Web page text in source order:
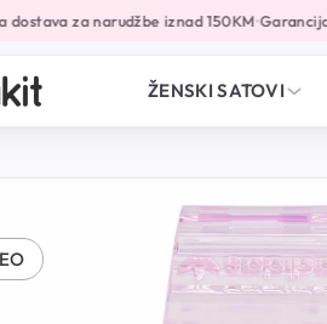
za narudžbe iznad 150KM•Garancija
ŽENSKI SATOVI